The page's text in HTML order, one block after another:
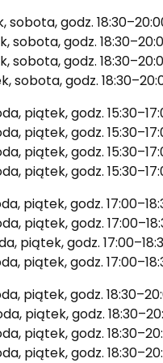
godz.
godz.
godz.
godz.
piątek, godz.
piątek, godz.
piątek, godz.
piątek, godz.
piątek, godz.
piątek, godz.
piątek, godz.
piątek, godz.
piątek, godz.
piątek, godz.
piątek, godz.
piątek, godz.